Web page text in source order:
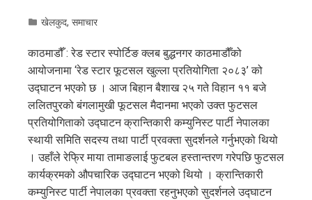
खेलकुद, समाचार
काठमाडौँ : रेड स्टार स्पोर्टिङ क्लब बुद्धनगर काठमाडौँको
आयोजनामा ‘रेड स्टार फूटसल खुल्ला प्रतियोगिता २०८३’ को
उद्घाटन भएको छ । आज बिहान बैशाख २५ गते विहान ११ बजे
ललितपुरको बंगलामुखी फूटसल मैदानमा भएको उक्त फुटसल
प्रतियोगिताको उद्घाटन क्रान्तिकारी कम्युनिस्ट पार्टी नेपालका
स्थायी समिति सदस्य तथा पार्टी प्रवक्ता सुदर्शनले गर्नुभएको थियो
। उहाँले रेफ्रि माया तामाङलाई फुटबल हस्तान्तरण गरेपछि फुटसल
कार्यक्रमको औपचारिक उद्घाटन भएको थियो । क्रान्तिकारी
कम्युनिस्ट पार्टी नेपालका प्रवक्ता रहनुभएको सुदर्शनले उद्घाटन